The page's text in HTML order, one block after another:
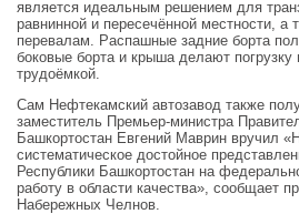
является идеальным решением для
равнинной и пересечённой местности, а
перевалам. Распашные задние борта
боковые борта и крыша делают погрузку
трудоёмкой.
Сам Нефтекамский автозавод также
заместитель Премьер-министра
Башкортостан Евгений Маврин вручил
систематическое достойное
Республики Башкортостан на
работу в области качества», сообщает
Набережных Челнов.